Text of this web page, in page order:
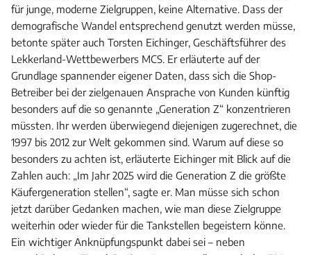
für junge, moderne Zielgruppen, keine Alternative. Dass der
demografische Wandel entsprechend genutzt werden müsse,
betonte später auch Torsten Eichinger, Geschäftsführer des
Lekkerland-Wettbewerbers MCS. Er erläuterte auf der
Grundlage spannender eigener Daten, dass sich die Shop-
Betreiber bei der zielgenauen Ansprache von Kunden künftig
besonders auf die so genannte „Generation Z“ konzentrieren
müssten. Ihr werden überwiegend diejenigen zugerechnet, die
1997 bis 2012 zur Welt gekommen sind. Warum auf diese so
besonders zu achten ist, erläuterte Eichinger mit Blick auf die
Zahlen auch: „Im Jahr 2025 wird die Generation Z die größte
Käufergeneration stellen“, sagte er. Man müsse sich schon
jetzt darüber Gedanken machen, wie man diese Zielgruppe
weiterhin oder wieder für die Tankstellen begeistern könne.
Ein wichtiger Anknüpfungspunkt dabei sei – neben